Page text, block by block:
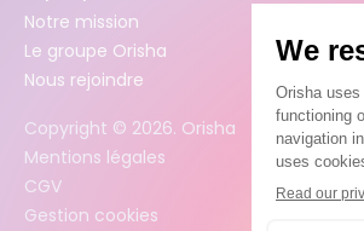
Notre mission
Le groupe Orisha
Nous rejoindre
Copyright © 2026. Orisha
Mentions légales
CGV
Gestion cookies